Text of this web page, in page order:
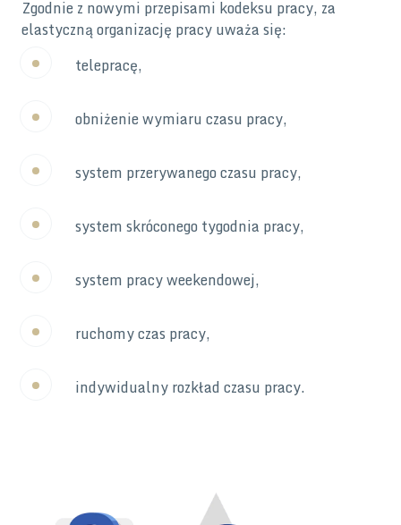
Zgodnie z nowymi przepisami kodeksu pracy, za
elastyczną organizację pracy uważa się:
telepracę,
obniżenie wymiaru czasu pracy,
system przerywanego czasu pracy,
system skróconego tygodnia pracy,
system pracy weekendowej,
ruchomy czas pracy,
indywidualny rozkład czasu pracy.